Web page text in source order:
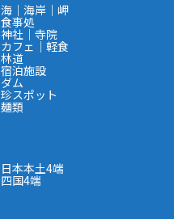
海｜海岸｜岬
食事処
神社｜寺院
カフェ｜軽食
林道
宿泊施設
ダム
珍スポット
麺類
日本本土4端
四国4端